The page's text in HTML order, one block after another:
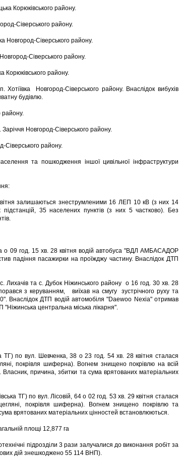
Корюківського району.
Сіверського району.
Новгород-Сіверського району.
Сіверського району.
Корюківського району.
Новгород-Сіверського району. Внаслідок вибухів
будівлю.
району.
Новгород-Сіверського району.
Сіверського району.
та пошкодження іншої цивільної інфраструктури
залишаються знеструмленими 16 ЛЕП 10 кВ (з них 14
35 населених пунктів (з них 5 частково). Без
о 09 год. 15 хв. 28 квітня водій автобуса "ВДЛ АМБАСАДОР
падіння пасажирки на проїжджу частину. Внаслідок ДТП
с. Лихачів та с. Дубок Ніжинського району о 16 год. 30 хв. 28
з керуванням, виїхав на смугу зустрічного руху та
Внаслідок ДТП водій автомобіля "Daewoo Nexia" отримав
"Ніжинська центральна міська лікарня".
по вул. Шевченка, 38 о 23 год. 54 хв. 28 квітня сталася
покрівля шиферна). Вогнем знищено покрівлю на всій
причина, збитки та сума врятованих матеріальних
ТГ) по вул. Лісовій, 64 о 02 год. 53 хв. 29 квітня сталася
покрівля шиферна). Вогнем знищено покрівлю та
врятованих матеріальних цінностей встановлюються.
площі 12,877 га
підрозділи 3 рази залучалися до виконання робіт за
дій знешкоджено 55 114 ВНП).